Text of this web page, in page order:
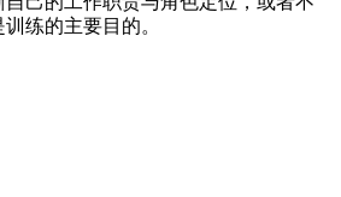
练的主要目的。